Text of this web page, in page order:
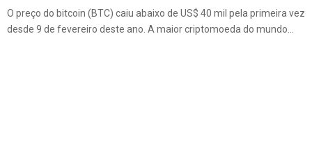
O preço do bitcoin (BTC) caiu abaixo de US$ 40 mil pela primeira vez
desde 9 de fevereiro deste ano. A maior criptomoeda do mundo...